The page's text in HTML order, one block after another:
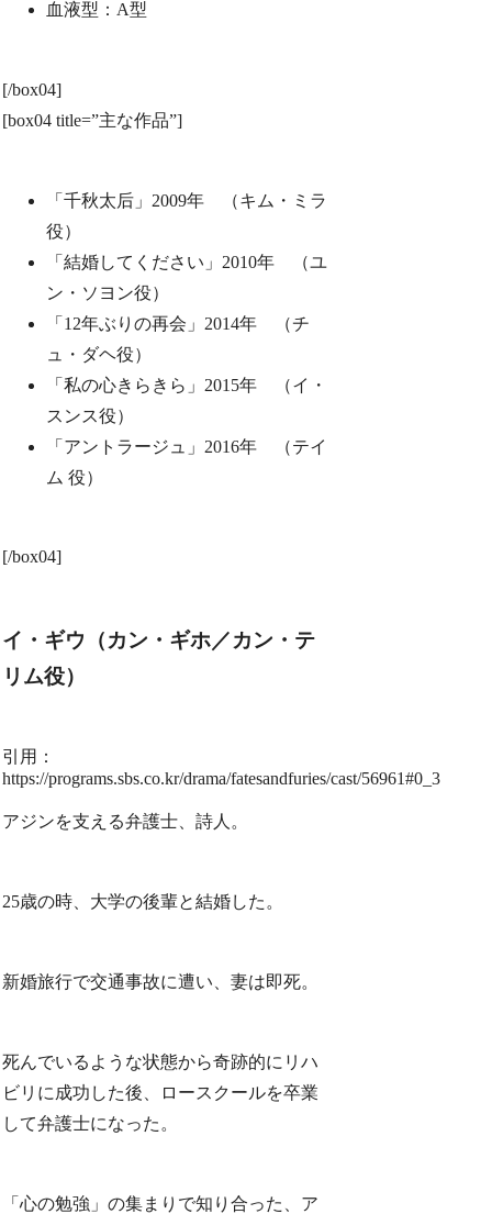
血液型：A型
[/box04]
[box04 title=”主な作品”]
「千秋太后」2009年 （キム・ミラ
役）
「結婚してください」2010年 （ユ
ン・ソヨン役）
「12年ぶりの再会」2014年 （チ
ュ・ダヘ役）
「私の心きらきら」2015年 （イ・
スンス役）
「アントラージュ」2016年 （テイ
ム 役）
[/box04]
イ・ギウ（カン・ギホ／カン・テ
リム役）
引用：
https://programs.sbs.co.kr/drama/fatesandfuries/cast/56961#0_3
アジンを支える弁護士、詩人。
25歳の時、大学の後輩と結婚した。
新婚旅行で交通事故に遭い、妻は即死。
死んでいるような状態から奇跡的にリハ
ビリに成功した後、ロースクールを卒業
して弁護士になった。
「心の勉強」の集まりで知り合った、ア